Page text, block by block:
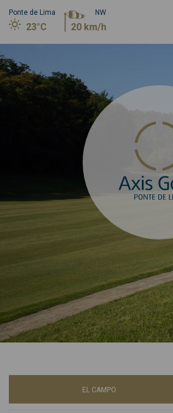
Ponte de Lima
23°C
NW
20 km/h
EL CAMPO